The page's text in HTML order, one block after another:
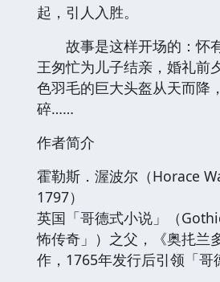
起，引人入胜。
故事是这样开场的：怀
王匆忙为儿子结亲，婚礼前
色羽毛的巨大头盔从天而降
碎……
作者简介
霍勒斯．渥波尔（Horace
1797）
英国「哥德式小说」（
怖传奇」）之父，《奥扥兰
作，1765年发行后引领「哥